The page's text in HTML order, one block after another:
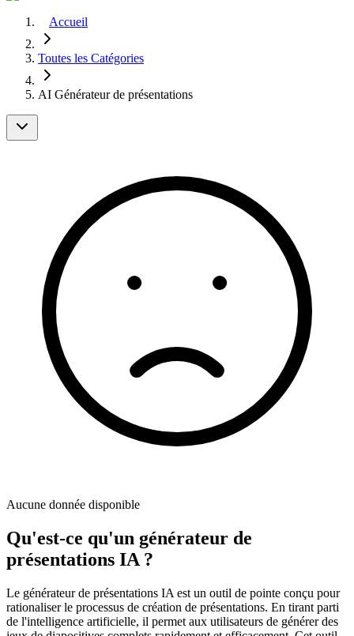
Accueil
Toutes les Catégories
AI Générateur de présentations
Aucune donnée disponible
Qu'est-ce qu'un générateur de
présentations IA ?
Le générateur de présentations IA est un outil de pointe conçu pour
rationaliser le processus de création de présentations. En tirant parti
de l'intelligence artificielle, il permet aux utilisateurs de générer des